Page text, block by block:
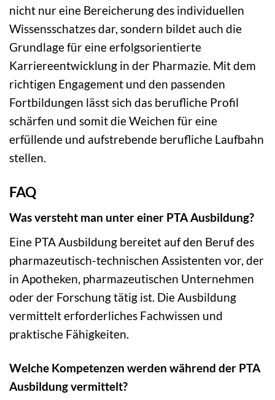
nicht nur eine Bereicherung des individuellen
Wissensschatzes dar, sondern bildet auch die
Grundlage für eine erfolgsorientierte
Karriereentwicklung in der Pharmazie. Mit dem
richtigen Engagement und den passenden
Fortbildungen lässt sich das berufliche Profil
schärfen und somit die Weichen für eine
erfüllende und aufstrebende berufliche Laufbahn
stellen.
FAQ
Was versteht man unter einer PTA Ausbildung?
Eine PTA Ausbildung bereitet auf den Beruf des
pharmazeutisch-technischen Assistenten vor, der
in Apotheken, pharmazeutischen Unternehmen
oder der Forschung tätig ist. Die Ausbildung
vermittelt erforderliches Fachwissen und
praktische Fähigkeiten.
Welche Kompetenzen werden während der PTA
Ausbildung vermittelt?